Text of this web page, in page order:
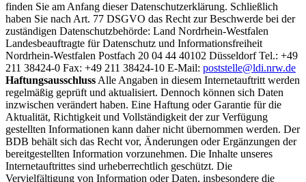
finden Sie am Anfang dieser Datenschutzerklärung. Schließlich
haben Sie nach Art. 77 DSGVO das Recht zur Beschwerde bei der
zuständigen Datenschutzbehörde: Land Nordrhein-Westfalen
Landesbeauftragte für Datenschutz und Informationsfreiheit
Nordrhein-Westfalen Postfach 20 04 44 40102 Düsseldorf Tel.: +49
211 38424-0 Fax: +49 211 38424-10 E-Mail: poststelle@ldi.nrw.de
Haftungsausschluss Alle Angaben in diesem Internetauftritt werden
regelmäßig geprüft und aktualisiert. Dennoch können sich Daten
inzwischen verändert haben. Eine Haftung oder Garantie für die
Aktualität, Richtigkeit und Vollständigkeit der zur Verfügung
gestellten Informationen kann daher nicht übernommen werden. Der
BDB behält sich das Recht vor, Änderungen oder Ergänzungen der
bereitgestellten Information vorzunehmen. Die Inhalte unseres
Internetauftrittes sind urheberrechtlich geschützt. Die
Vervielfältigung von Information oder Daten, insbesondere die